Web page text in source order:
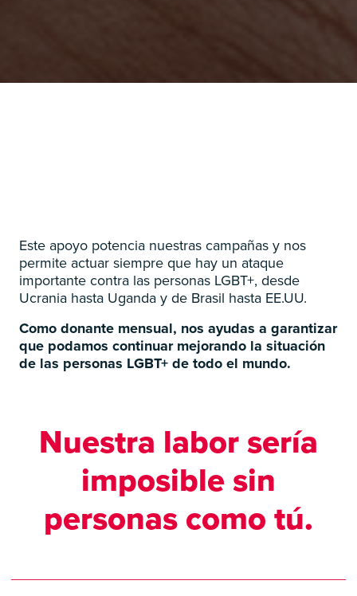
Este apoyo potencia nuestras campañas y nos
permite actuar siempre que hay un ataque
importante contra las personas LGBT+, desde
Ucrania hasta Uganda y de Brasil hasta EE.UU.
Como donante mensual, nos ayudas a garantizar
que podamos continuar mejorando la situación
de las personas LGBT+ de todo el mundo.
Nuestra labor sería
imposible sin
personas como tú.